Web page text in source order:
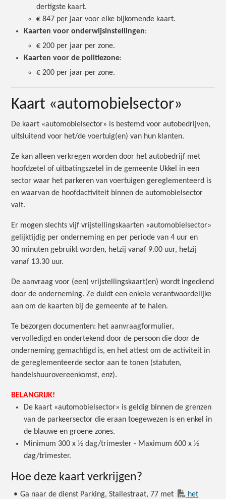
dertigste kaart.
€ 847 per jaar voor elke bijkomende kaart.
Kaarten voor onderwijsinstellingen:
€ 200 per jaar per zone.
Kaarten voor de politiezone:
€ 200 per jaar per zone.
Kaart «automobielsector»
De kaart «automobielsector» is bestemd voor autobedrijven,
uitsluitend voor het/de voertuig(en) van hun klanten.
Ze kan alleen verkregen worden door het autobedrijf met
hoofdzetel of uitbatingszetel in de gemeente Ukkel in een
sector waar het parkeren van voertuigen gereglementeerd is
en waarvan de hoofdactiviteit binnen de automobielsector
valt.
Er mogen slechts vijf vrijstellingskaarten «automobielsector»
gelijktijdig per onderneming en per periode van 4 uur en
30 minuten gebruikt worden, hetzij vanaf 9.00 uur, hetzij
vanaf 13.30 uur.
De aanvraag voor (een) vrijstellingskaart(en) wordt ingediend
door de onderneming. Ze duidt een enkele verantwoordelijke
aan om de kaarten bij de gemeente af te halen.
Te bezorgen documenten: het aanvraagformulier,
vervolledigd en ondertekend door de persoon die door de
onderneming gemachtigd is, en het attest om de activiteit in
de gereglementeerde sector aan te tonen (statuten,
handelshuurovereenkomst, enz).
BELANGRIJK!
De kaart «automobielsector» is geldig binnen de grenzen
van de parkeersector die eraan toegewezen is en enkel in
de blauwe en groene zones.
Minimum 300 x ½ dag/trimester - Maximum 600 x ½
dag/trimester.
Hoe deze kaart verkrijgen?
• Ga naar de dienst Parking, Stallestraat, 77 met
het